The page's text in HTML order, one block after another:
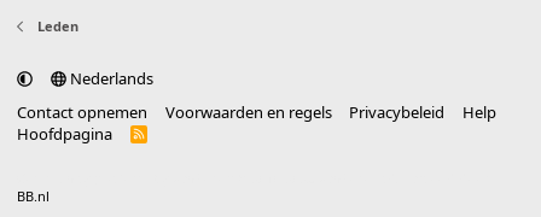
Leden
Nederlands
Contact opnemen
Voorwaarden en regels Privacybeleid
Help
Hoofdpagina
R
BB.nl